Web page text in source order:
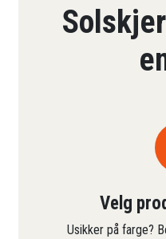
Velg
Usikker på farge?